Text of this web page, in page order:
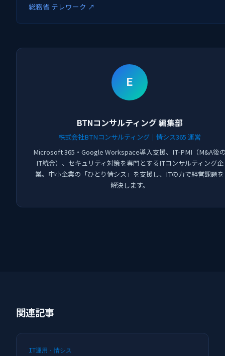
総務省 テレワーク ↗
E
BTNコンサルティング 編集部
株式会社BTNコンサルティング｜情シス365 運営
Microsoft 365・Google Workspace導入支援、IT-PMI（M&A後
IT統合）、セキュリティ対策を専門とするITコンサルティング企
業。中小企業の「ひとり情シス」を支援し、ITの力で経営課題を
解決します。
関連記事
IT運用・情シス